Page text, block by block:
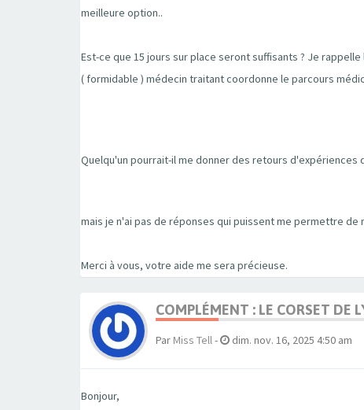
meilleure option..
Est-ce que 15 jours sur place seront suffisants ? Je
( formidable ) médecin traitant coordonne le parcours
Quelqu'un pourrait-il me donner des retours
mais je n'ai pas de réponses qui puissent me permettre
Merci à vous, votre aide me sera précieuse.
COMPLÉMENT : LE CORSET DE
Par Miss Tell- dim. nov. 16, 2025 4:50 am
Bonjour,